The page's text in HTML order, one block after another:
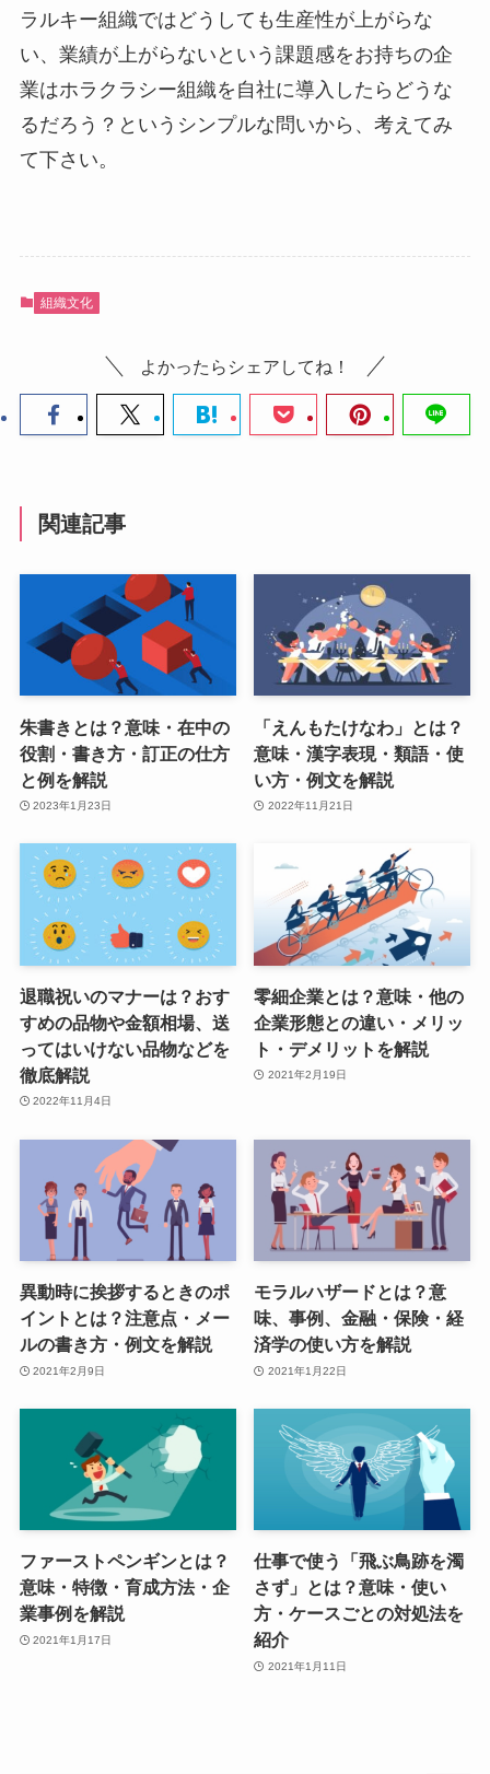
ラルキー組織ではどうしても生産性が上がらな
い、業績が上がらないという課題感をお持ちの企
業はホラクラシー組織を自社に導入したらどうな
るだろう？というシンプルな問いから、考えてみ
て下さい。
組織文化
よかったらシェアしてね！
関連記事
朱書きとは？意味・在中の
役割・書き方・訂正の仕方
と例を解説
2023年1月23日
「えんもたけなわ」とは？
意味・漢字表現・類語・使
い方・例文を解説
2022年11月21日
退職祝いのマナーは？おす
すめの品物や金額相場、送
ってはいけない品物などを
徹底解説
2022年11月4日
零細企業とは？意味・他の
企業形態との違い・メリッ
ト・デメリットを解説
2021年2月19日
異動時に挨拶するときのポ
イントとは？注意点・メー
ルの書き方・例文を解説
2021年2月9日
モラルハザードとは？意
味、事例、金融・保険・経
済学の使い方を解説
2021年1月22日
ファーストペンギンとは？
意味・特徴・育成方法・企
業事例を解説
2021年1月17日
仕事で使う「飛ぶ鳥跡を濁
さず」とは？意味・使い
方・ケースごとの対処法を
紹介
2021年1月11日